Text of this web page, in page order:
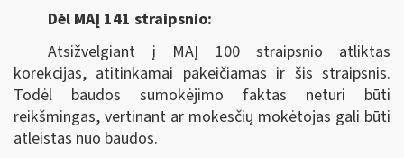
Dėl MAĮ 141 straipsnio:
Atsižvelgiant į MAĮ 100 straipsnio atliktas
korekcijas, atitinkamai pakeičiamas ir šis straipsnis.
Todėl baudos sumokėjimo faktas neturi būti
reikšmingas, vertinant ar mokesčių mokėtojas gali būti
atleistas nuo baudos.